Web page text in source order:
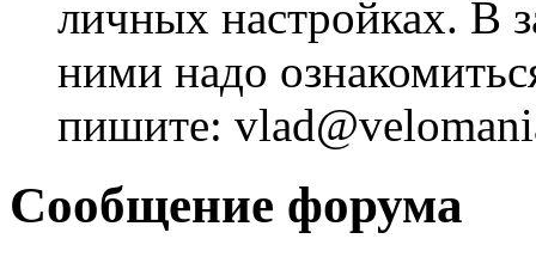
личных настройках. В
ними надо
пишите:
Сообщение форума